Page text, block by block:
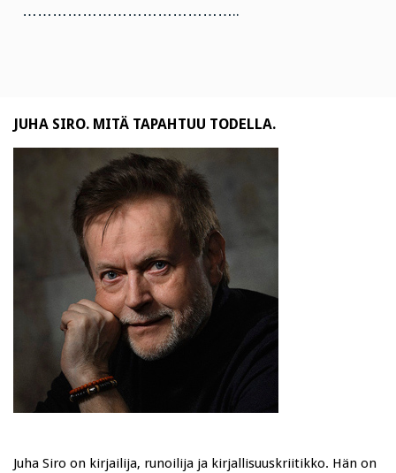
……………………………………..
JUHA SIRO. MITÄ TAPAHTUU TODELLA.
Juha Siro on kirjailija, runoilija ja kirjallisuuskriitikko. Hän on